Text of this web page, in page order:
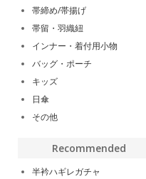
帯締め/帯揚げ
帯留・羽織紐
インナー・着付用小物
バッグ・ポーチ
キッズ
日傘
その他
Recommended
半衿ハギレガチャ